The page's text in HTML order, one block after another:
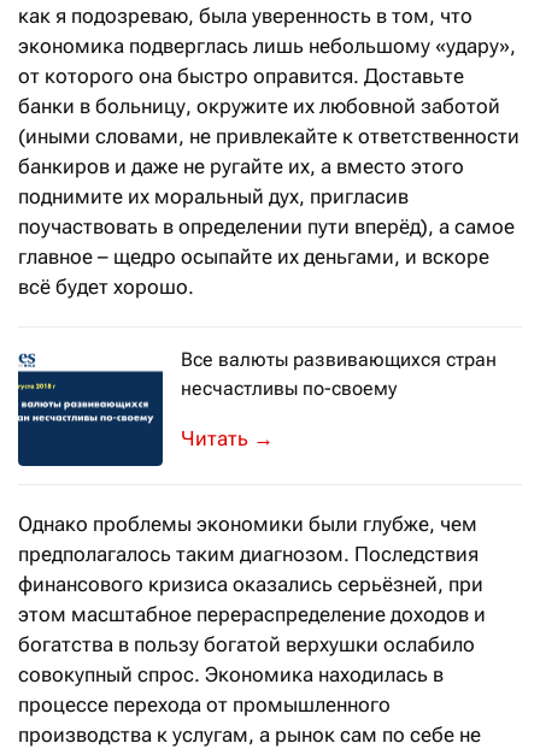
как я подозреваю, была уверенность в том, что
экономика подверглась лишь небольшому «удару»,
от которого она быстро оправится. Доставьте
банки в больницу, окружите их любовной заботой
(иными словами, не привлекайте к ответственности
банкиров и даже не ругайте их, а вместо этого
поднимите их моральный дух, пригласив
поучаствовать в определении пути вперёд), а самое
главное – щедро осыпайте их деньгами, и вскоре
всё будет хорошо.
Все валюты развивающихся стран
несчастливы по-своему
→
Однако проблемы экономики были глубже, чем
предполагалось таким диагнозом. Последствия
финансового кризиса оказались серьёзней, при
этом масштабное перераспределение доходов и
богатства в пользу богатой верхушки ослабило
совокупный спрос. Экономика находилась в
процессе перехода от промышленного
производства к услугам, а рынок сам по себе не